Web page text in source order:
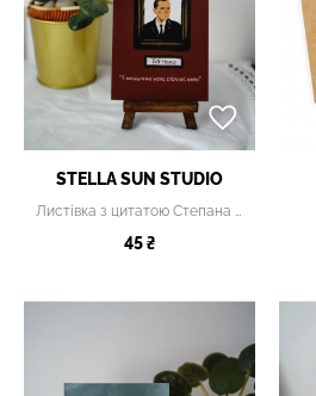
STELLA SUN STUDIO
Листівка з цитатою Степана Бандери
45 ₴